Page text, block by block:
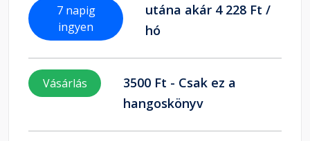
7 napig
ingyen
utána akár 4 228 Ft /
hó
Vásárlás
3500 Ft - Csak ez a
hangoskönyv